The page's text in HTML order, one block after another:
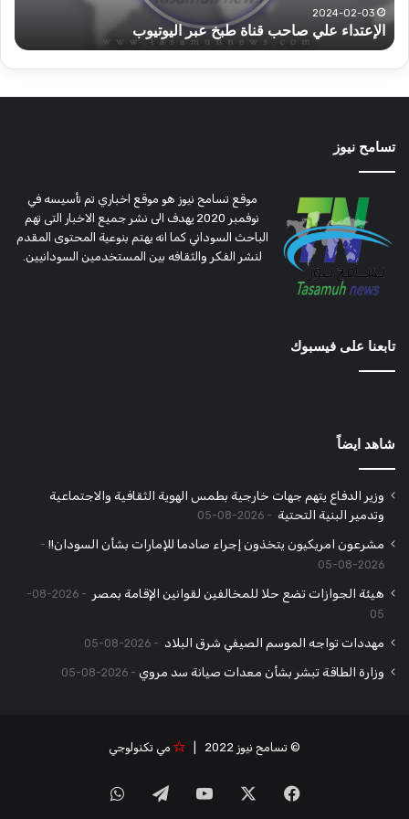
موسم
الحصاد
قوات الدعم السريع قطاع ولاية شرق دارفور تؤمن موسم
الحصاد
تسامح نيوز
موقع تسامح نيوز هو موقع اخباري تم تأسيسه في
نوفمبر 2020 يهدف الى نشر جميع الاخبار التى تهم
الباحث السوداني كما انه يهتم بنوعية المحتوى المقدم
لنشر الفكر والثقافه بين المستخدمين السودانيين.
تابعنا على فيسبوك
شاهد ايضاً
وزير الدفاع يتهم جهات خارجية بطمس الهوية الثقافية والاجتماعية
وتدمير البنية التحتية
2026-08-05
مشرعون امريكيون يتخذون إجراء صادما للإمارات بشأن السودان!!
2026-08-05
هيئة الجوازات تضع حلا للمخالفين لقوانين الإقامة بمصر
2026-08-
05
مهددات تواجه الموسم الصيفي شرق البلاد 2026-08-05
وزارة الطاقة تبشر بشأن معدات صيانة سد مروي 2026-08-05
© تسامح نيوز 2022 | مي تكنولوجي
فيسبوك ‫YouTubeتيلقرامواتساب